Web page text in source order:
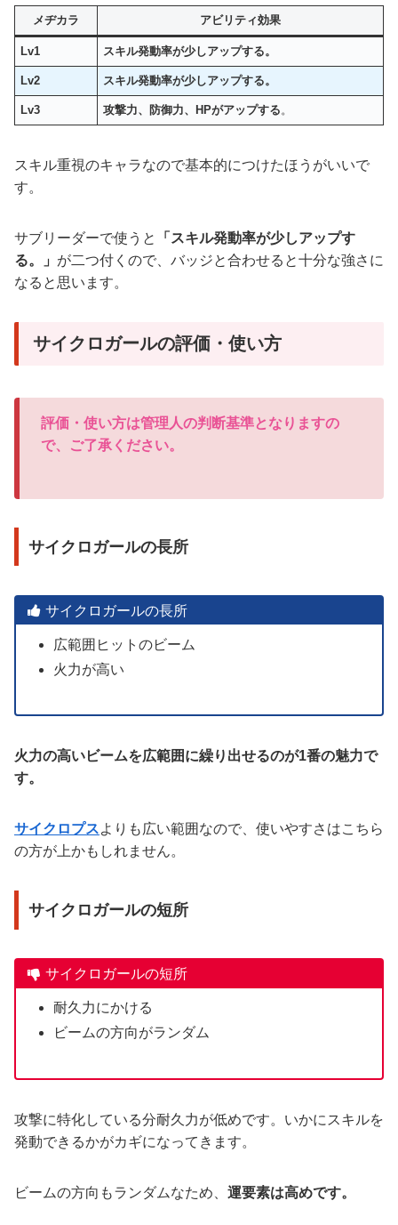
メヂカラ アビリティ効果
Lv1 スキル発動率が少しアップする。
Lv2 スキル発動率が少しアップする。
Lv3 攻撃力、防御力、HPがアップする 。
スキル重視のキャラなので基本的につけたほうがいいで
す。
サブリーダーで使うと
「スキル発動率が少しアップす
る。」 が二つ付くので、バッジと合わせると十分な強さに
なると思います。
サイクロガールの評価・使い方
評価・使い方は管理人の判断基準となりますの
で、ご了承ください。
サイクロガールの長所
サイクロガールの長所
広範囲ヒットのビーム
火力が高い
火力の高いビームを広範囲に繰り出せるのが1番の魅力で
す。
サイクロプスよりも広い範囲なので、使いやすさはこちら
の方が上かもしれません。
サイクロガールの短所
サイクロガールの短所
耐久力にかける
ビームの方向がランダム
攻撃に特化している分耐久力が低めです。いかにスキルを
発動できるかがカギになってきます。
ビームの方向もランダムなため、 運要素は高めです。